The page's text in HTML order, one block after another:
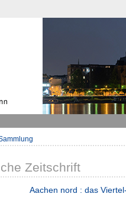
Zeitschrift
Aachen nord : das